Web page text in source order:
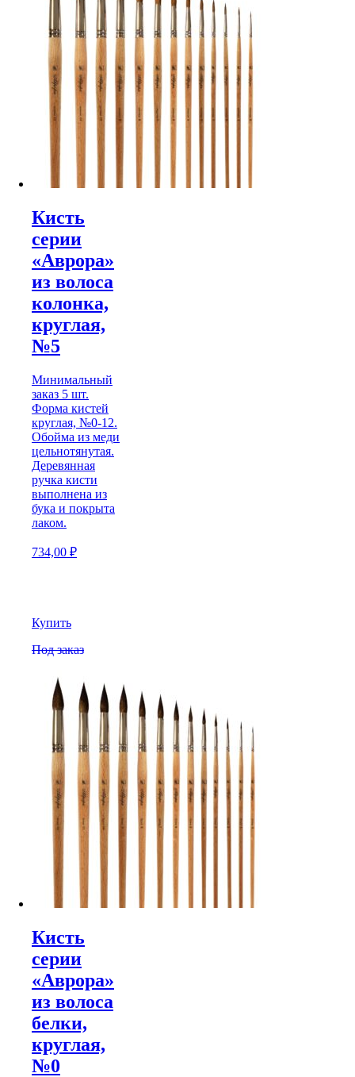
Кисть
серии
«Аврора»
из волоса
колонка,
круглая,
№5
Минимальный
заказ 5 шт.
Форма кистей
круглая, №0-12.
Обойма из меди
цельнотянутая.
Деревянная
ручка кисти
выполнена из
бука и покрыта
лаком.
734,00 ₽
Купить
Под заказ
Кисть
серии
«Аврора»
из волоса
белки,
круглая,
№0